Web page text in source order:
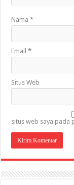
Nama*
Email*
Situs Web
situs web saya pada